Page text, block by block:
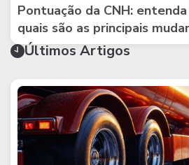
Pontuação da CNH:
quais são as principais
Últimos Artigos